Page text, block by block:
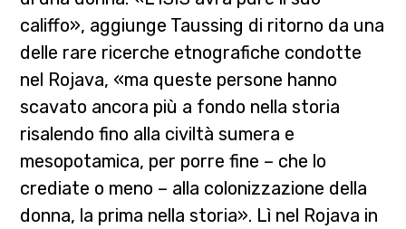
califfo», aggiunge Taussing di ritorno da una
delle rare ricerche etnografiche condotte
nel Rojava, «ma queste persone hanno
scavato ancora più a fondo nella storia
risalendo fino alla civiltà sumera e
mesopotamica, per porre fine – che lo
crediate o meno – alla colonizzazione della
donna, la prima nella storia». Lì nel Rojava in